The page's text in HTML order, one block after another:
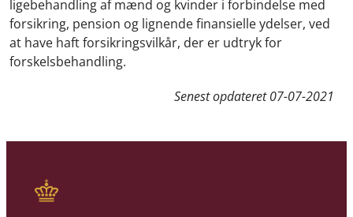
ligebehandling af mænd og kvinder i forbindelse med
forsikring, pension og lignende finansielle ydelser, ved
at have haft forsikringsvilkår, der er udtryk for
forskelsbehandling.
Senest opdateret07-07-2021